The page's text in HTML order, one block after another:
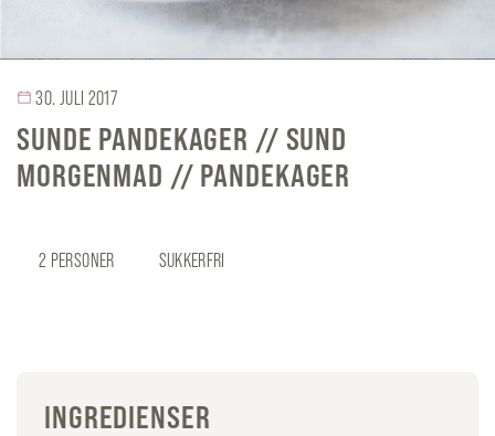
30. JULI 2017
SUNDE PANDEKAGER // SUND
MORGENMAD // PANDEKAGER
2 PERSONER SUKKERFRI
INGREDIENSER